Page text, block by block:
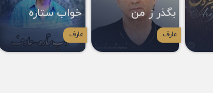
بگذر ز من
عارف
خواب ستاره
عارف